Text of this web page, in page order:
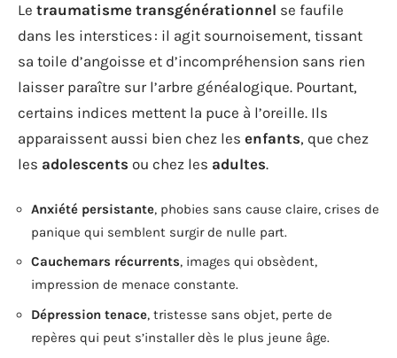
Le traumatisme transgénérationnel se faufile
dans les interstices : il agit sournoisement, tissant
sa toile d’angoisse et d’incompréhension sans rien
laisser paraître sur l’arbre généalogique. Pourtant,
certains indices mettent la puce à l’oreille. Ils
apparaissent aussi bien chez les enfants, que chez
les adolescents ou chez les adultes.
Anxiété persistante, phobies sans cause claire, crises de
panique qui semblent surgir de nulle part.
Cauchemars récurrents, images qui obsèdent,
impression de menace constante.
Dépression tenace, tristesse sans objet, perte de
repères qui peut s’installer dès le plus jeune âge.